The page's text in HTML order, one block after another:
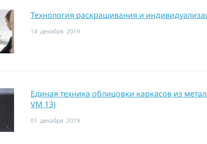
Технология раскрашивания и
14 декабря 2019
Единая техника облицовки каркасов из
VM 13)
01 декабря 2019